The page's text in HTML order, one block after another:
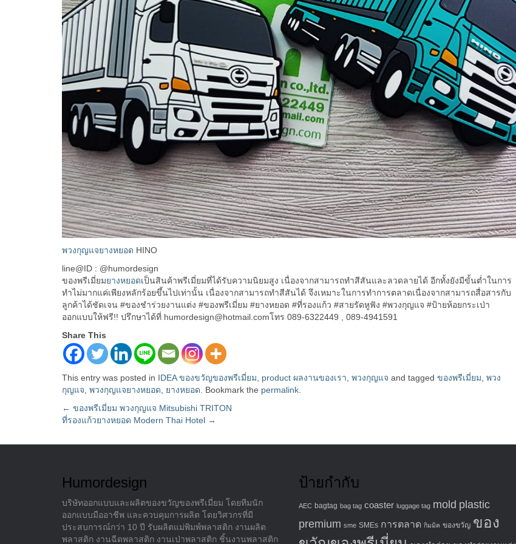
พวงกุญแจยางหยอด HINO
line@ID : @humordesign
ของพรีเมี่ยมยางหยอดเป็นสินค้าพรีเมี่ยมที่ได้รับความนิยมสูง เนื่องจากสามารถทำสีสันและลวดลายได้ อีกทั้งยังมีขั้นต่ำในการ
ทำไม่มากแค่เพียงหลักร้อยขึ้นไปเท่านั้น เนื่องจากสามารถทำสีสันได้ จึงเหมาะในการทำการตลาดเนื่องจากสามารถสื่อสารกับ
ลูกค้าได้ชัดเจน #ของชำร่วยงานแต่ง #ของพรีเมี่ยม #ยางหยอด #ที่รองแก้ว #สายรัดหูฟัง #พวงกุญแจ #ป้ายห้อยกระเป่า
ออกแบบให้ฟรี!! ปรึกษาได้ที่ humordesign@hotmail.comโทร 089-6322449 , 089-4941591
Share This
This entry was posted in IDEA ของขวัญของพรีเมี่ยม product ผลงานของเรา พวงกุญแจ and tagged ของพรีเมี่ยม พวง
กุญแจ พวงกุญแจยางหยอด ยางหยอด . Bookmark the permalink
Post
← ของพรีเมี่ยม พวงกุญแจ Mitsubishi TRITON
ที่รองแก้วยางหยอด Modern Thai Hotel →
Humordesign
บริษัทออกแบบและผลิตของขวัญของพรีเมี่ยม โดยทีมนัก
ออกแบบมืออาชีพ และควบคุมการผลิต โดยวิศวกรที่มี
ประสบการณ์กว่า 10 ปี รับผลิตแม่พิมพ์พลาสติก งานผลิต
พลาสติก งานฉีดพลาสติก งานเป่าพลาสติก ชิ้นงานพลาสติก
ป้ายกำกับ
AEC bagtag bag tag coaster luggage tag mold plastic
premium sme SMEs การตลาด กิมมิค ของขวัญ ของ